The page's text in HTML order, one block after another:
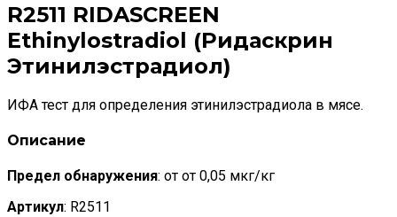
R2511 RIDASCREEN
Ethinylostradiol (Ридаскрин
Этинилэстрадиол)
ИФА тест для определения этинилэстрадиола в мясе.
Описание
Предел обнаружения: от от 0,05 мкг/кг
Артикул: R2511